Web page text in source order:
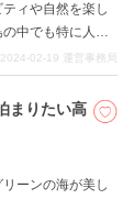
ィや自然を楽し
中でも特に人気
はおいしいごは
石垣島を訪れた
紹介します。
2024-02-19 運営事務局
まりたい高
ーンの海が美し